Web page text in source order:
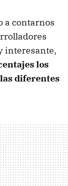
a contarnos
interesante,
los
diferentes